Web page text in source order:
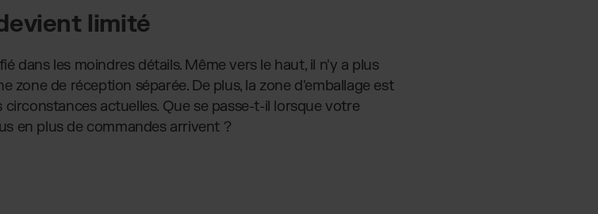
limité
dans les moindres détails. Même vers le haut, il n'y a plus
zone de réception séparée. De plus, la zone d'emballage est
actuelles. Que se passe-t-il lorsque votre
en plus de commandes arrivent ?